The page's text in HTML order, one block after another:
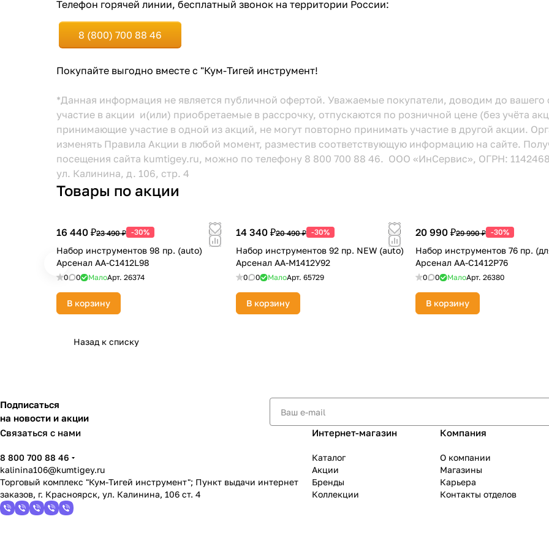
Телефон горячей линии, бесплатный звонок на территории России:
8 (800) 700 88 46
Покупайте выгодно вместе с "Кум-Тигей инструмент!
*Данная информация не является публичной офертой. Уважаемые покупатели, доводим до
участие в акции и(или) приобретаемые в рассрочку, отпускаются по розничной цене (без учёта
принимающие участие в одной из акций, не могут повторно принимать участие в другой акции.
изменять Правила Акции в любой момент, разместив соответствующую информацию на сайте.
посещения сайта kumtigey.ru, можно по телефону 8 800 700 88 46. ООО «ИнСервис», ОГРН:
ул. Калинина, д. 106, стр. 4
Товары по акции
16 440 ₽23 490 ₽ -30%
Набор инструментов 98 пр. (auto)
Арсенал AA-C1412L98
0 0 МалоАрт. 26374
В корзину
14 340 ₽20 490 ₽ -30%
Набор инструментов 92 пр. NEW (auto)
Арсенал АА-М1412У92
0 0 МалоАрт. 65729
В корзину
20 990 ₽29 990 ₽ -30%
Набор инструментов 76 пр.
Арсенал AA-C1412P76
0 0 МалоАрт. 26380
В корзину
Назад к списку
Подписаться
на новости и акции
Связаться с нами
8 800 700 88 46
kalinina106@kumtigey.ru
Торговый комплекс "Кум-Тигей инструмент"; Пункт выдачи интернет
заказов, г. Красноярск, ул. Калинина, 106 ст. 4
Интернет-магазин
Каталог
Акции
Бренды
Коллекции
Компания
О компании
Магазины
Карьера
Контакты отделов